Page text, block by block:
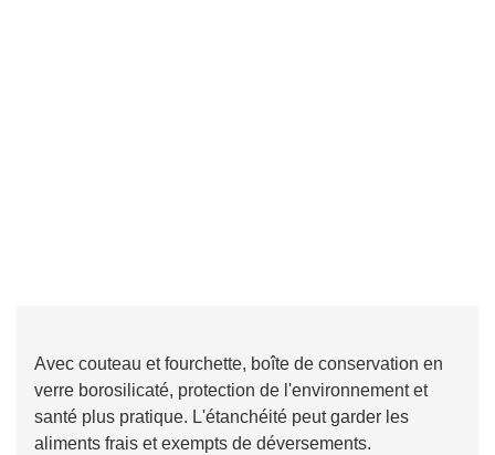
Avec couteau et fourchette, boîte de conservation en
verre borosilicaté, protection de l'environnement et
santé plus pratique. L'étanchéité peut garder les
aliments frais et exempts de déversements.